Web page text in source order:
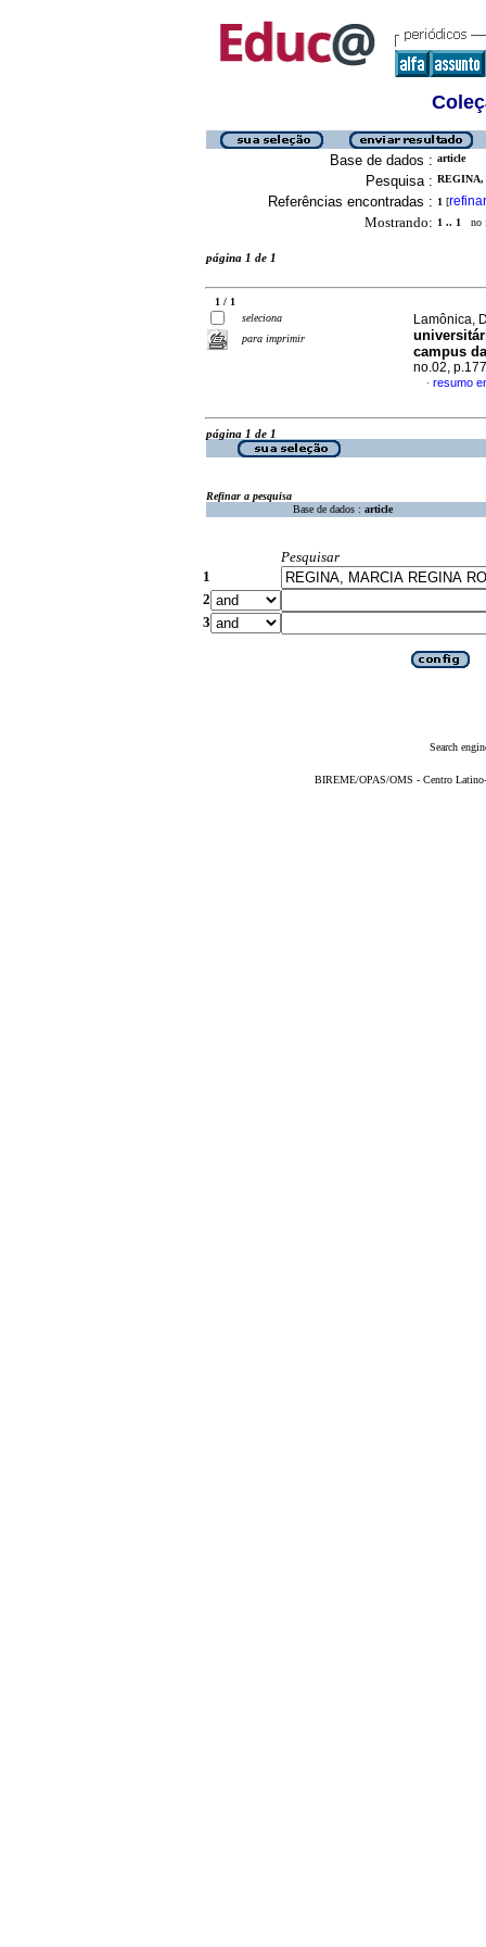
Base de dados : article
Pesquisa : REGINA,
Referências encontradas : 1 [refinar
Mostrando: 1 .. 1 no
página 1 de 1
1 / 1
seleciona
para imprimir
Lamônica,
campus
no.02,
· resumo
página 1 de 1
Refinar a pesquisa
Base de dados : article
Pesquisar
1
2
3
Search
BIREME/OPAS/OMS - Centro Latino-